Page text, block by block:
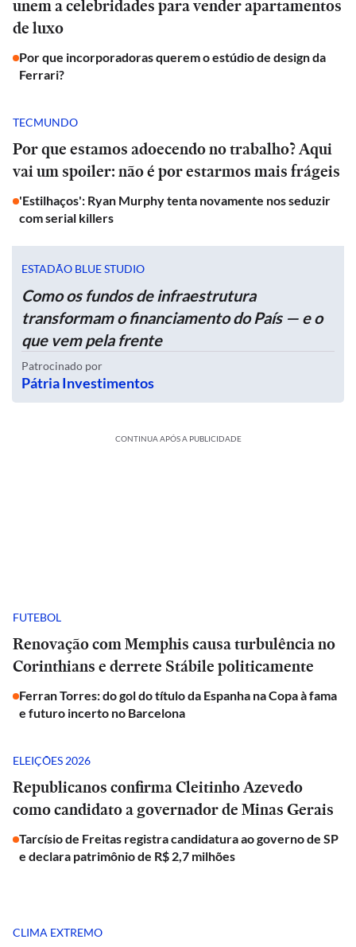
unem a celebridades para vender apartamentos
de luxo
Por que incorporadoras querem o estúdio de design da
Ferrari?
TECMUNDO
Por que estamos adoecendo no trabalho? Aqui
vai um spoiler: não é por estarmos mais frágeis
'Estilhaços': Ryan Murphy tenta novamente nos seduzir
com serial killers
ESTADÃO BLUE STUDIO
Como os fundos de infraestrutura
transformam o financiamento do País — e o
que vem pela frente
Patrocinado por
Pátria Investimentos
CONTINUA APÓS A PUBLICIDADE
FUTEBOL
Renovação com Memphis causa turbulência no
Corinthians e derrete Stábile politicamente
Ferran Torres: do gol do título da Espanha na Copa à fama
e futuro incerto no Barcelona
ELEIÇÕES 2026
Republicanos confirma Cleitinho Azevedo
como candidato a governador de Minas Gerais
Tarcísio de Freitas registra candidatura ao governo de SP
e declara patrimônio de R$ 2,7 milhões
CLIMA EXTREMO